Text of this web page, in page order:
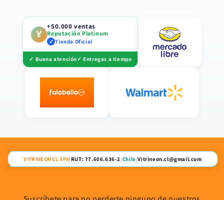
🏅
+50.000 ventas
Reputación Platinum
✓ Tienda Oficial
✓ Buena atención✓ Entregas a tiempo
VITRINEON CL SPA|RUT: 77.606.636-2 |Chile|Vitrineon.cl@gmail.com